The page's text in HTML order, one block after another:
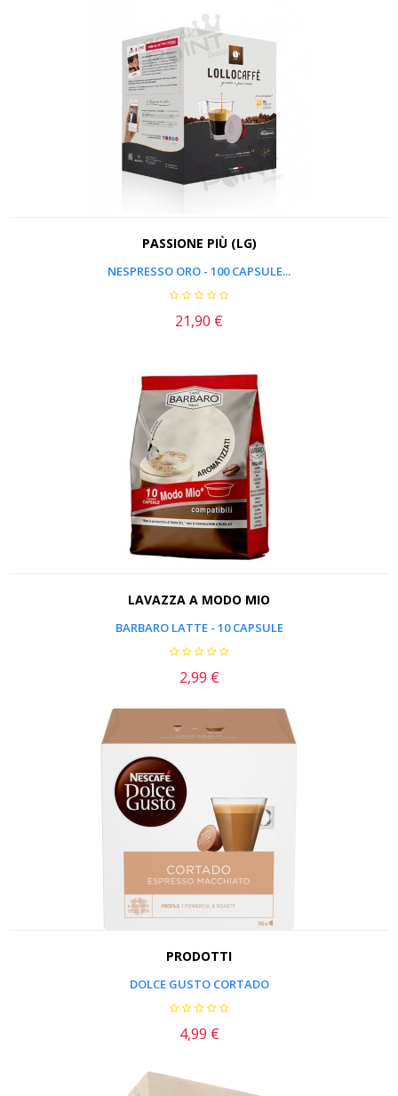
PASSIONE PIÙ (LG)
NESPRESSO ORO - 100 CAPSULE...
Prezzo
21,90 €
LAVAZZA A MODO MIO
BARBARO LATTE - 10 CAPSULE
Prezzo
2,99 €
PRODOTTI
DOLCE GUSTO CORTADO
Prezzo
4,99 €